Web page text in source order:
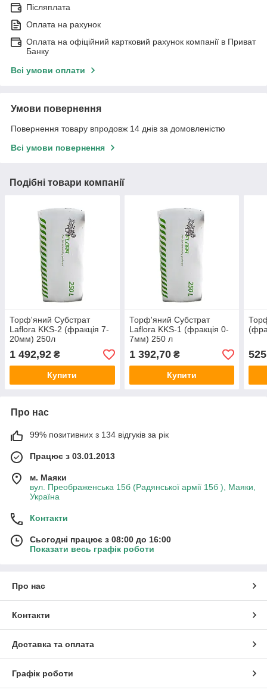
Післяплата
Оплата на рахунок
Оплата на офіційний картковий рахунок компанії в Приват
Банку
Всі умови оплати
Умови повернення
Повернення товару впродовж 14 днів за домовленістю
Всі умови повернення
Подібні товари компанії
Торф'яний Субстрат
Laflora KKS-2 (фракція 7-
20мм) 250л
1 492,92 ₴
Купити
Торф'яний Субстрат
Laflora KKS-1 (фракція 0-
7мм) 250 л
1 392,70₴
Купити
525
Про нас
99% позитивних з 134 відгуків за рік
Працює з 03.01.2013
м. Маяки
вул. Преображенська 15б (Радянської армії 15б ), Маяки,
Україна
Контакти
Сьогодні працює з 08:00 до 16:00
Показати весь графік роботи
Про нас
Контакти
Доставка та оплата
Графік роботи